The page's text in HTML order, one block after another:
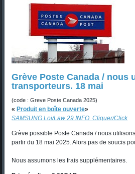
Grève Poste Canada / nous
transporteurs. 18 mai
(code : Greve Poste Canada 2025)
« Produit en boîte ouverte»
SAMSUNG Loi/Law 29 INFO. Cliquer/Click
Grève possible Poste Canada / nous
partir du 18 mai 2025. Alors pas de soucis
Nous assumons les frais supplémentaires.